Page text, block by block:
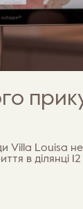
Villa Louisa
в ділянці